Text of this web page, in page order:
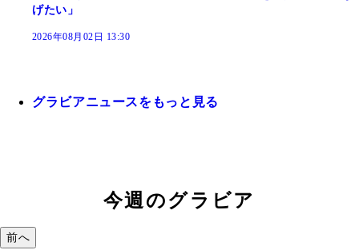
げたい」
2026年08月02日 13:30
グラビアニュースをもっと見る
今週のグラビア
前へ